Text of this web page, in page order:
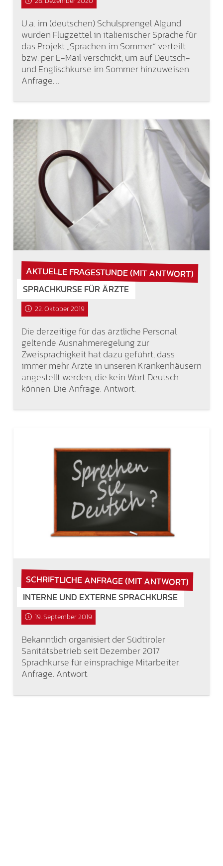
U.a. im (deutschen) Schulsprengel Algund
wurden Flugzettel in italienischer Sprache für
das Projekt „Sprachen im Sommer“ verteilt
bzw. per E-Mail verschickt, um auf Deutsch-
und Englischkurse im Sommer hinzuweisen.
Anfrage.…
AKTUELLE FRAGESTUNDE (MIT ANTWORT)
SPRACHKURSE FÜR ÄRZTE
22. Oktober 2019
Die derzeitige für das ärztliche Personal
geltende Ausnahmeregelung zur
Zweisprachigkeit hat dazu geführt, dass
immer mehr Ärzte in unseren Krankenhäusern
angestellt werden, die kein Wort Deutsch
können. Die Anfrage. Antwort.
SCHRIFTLICHE ANFRAGE (MIT ANTWORT)
INTERNE UND EXTERNE SPRACHKURSE
19. September 2019
Bekanntlich organisiert der Südtiroler
Sanitätsbetrieb seit Dezember 2017
Sprachkurse für einsprachige Mitarbeiter.
Anfrage. Antwort.